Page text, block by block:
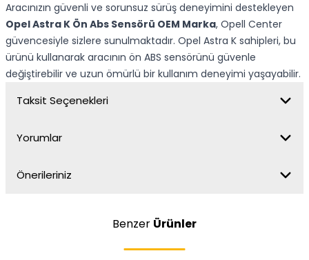
Aracınızın güvenli ve sorunsuz sürüş deneyimini destekleyen
Opel Astra K Ön Abs Sensörü OEM Marka, Opell Center
güvencesiyle sizlere sunulmaktadır. Opel Astra K sahipleri, bu
ürünü kullanarak aracının ön ABS sensörünü güvenle
değiştirebilir ve uzun ömürlü bir kullanım deneyimi yaşayabilir.
Taksit Seçenekleri
Yorumlar
Önerileriniz
Benzer Ürünler